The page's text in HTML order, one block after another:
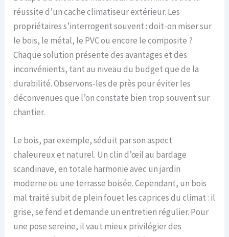
réussite d’un cache climatiseur extérieur. Les
propriétaires s’interrogent souvent : doit-on miser sur
le bois, le métal, le PVC ou encore le composite ?
Chaque solution présente des avantages et des
inconvénients, tant au niveau du budget que de la
durabilité. Observons-les de près pour éviter les
déconvenues que l’on constate bien trop souvent sur
chantier.
Le bois, par exemple, séduit par son aspect
chaleureux et naturel. Un clin d’œil au bardage
scandinave, en totale harmonie avec un jardin
moderne ou une terrasse boisée. Cependant, un bois
mal traité subit de plein fouet les caprices du climat : il
grise, se fend et demande un entretien régulier. Pour
une pose sereine, il vaut mieux privilégier des